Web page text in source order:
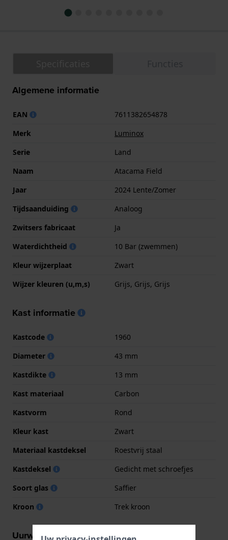
Algemene informatie
EAN
7611382654878
Merk
Luminox
Serie
Land
Naam
Atacama Field
Jaar
2024 Lente/Zomer
Tijdsaanduiding
Analoog
Zwitsers fabricaat
Ja
Waterdichtheid
10 Bar (zwemmen)
Kleur wijzerplaat
Zwart
Wijzer kleuren (u,m,s)
Grijs, Grijs, Grijs
Kast informatie
Kastcode
1960
Diameter
43 mm
Kastdikte
13 mm
Kast materiaal
Carbon
Kastvorm
Rond
Kleur kast
Zwart
Materiaal kastdeksel
Roestvrij staal
Kastdeksel
Gedicht met schroefjes
Soort glas
Saffier
Kroon
Trek kroon
Uurwerk informatie